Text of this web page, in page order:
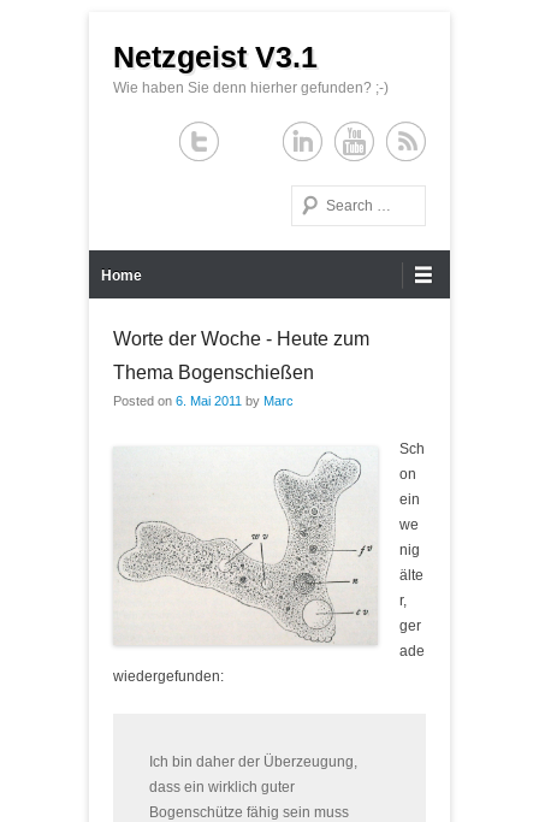
Netzgeist V3.1
Wie haben Sie denn hierher gefunden? ;-)
Search
Home
Worte der Woche - Heute zum
Thema Bogenschießen
Posted on 6. Mai 2011 by Marc
Sch
on
ein
we
nig
älte
r,
ger
ade
wiedergefunden:
Ich bin daher der Überzeugung,
dass ein wirklich guter
Bogenschütze fähig sein muss